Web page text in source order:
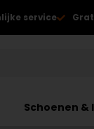
service
Schoenen &